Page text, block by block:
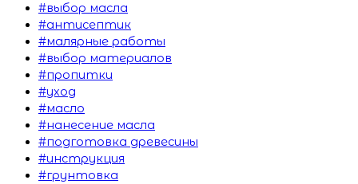
#выбор масла
#антисептик
#малярные работы
#выбор материалов
#пропитки
#уход
#масло
#нанесение масла
#подготовка древесины
#инструкция
#грунтовка